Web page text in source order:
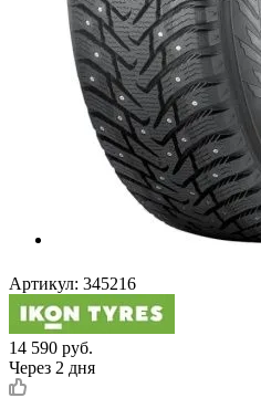
Артикул: 345216
14 590 руб.
Через 2 дня